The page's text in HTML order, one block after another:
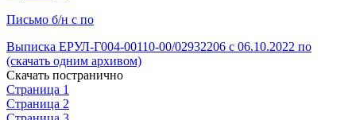
Письмо б/н с по
Выписка ЕРУЛ-Г004-00110-00/02932206 с 06.10.2022 по
(скачать одним архивом)
Скачать постранично
Страница 1
Страница 2